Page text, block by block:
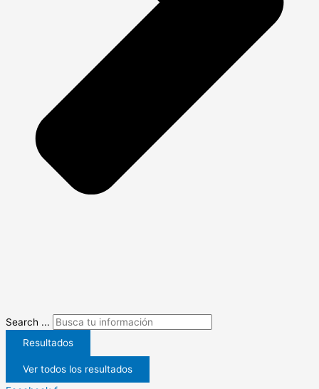
Search ...
Resultados
Ver todos los resultados